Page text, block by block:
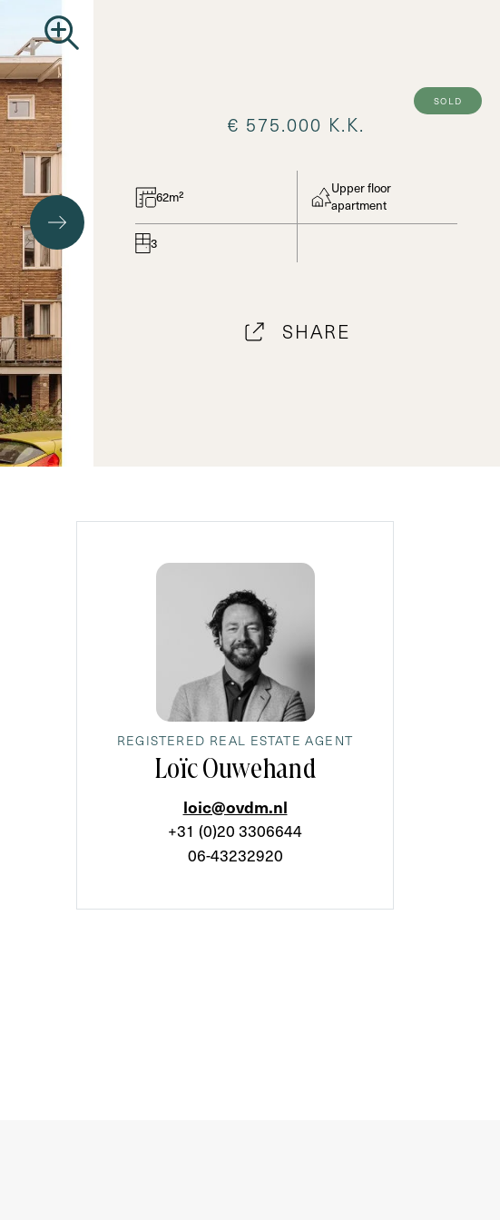
sold
€ 575.000 K.K.
62m²
Upper floor
apartment
3
SHARE
REGISTERED REAL ESTATE AGENT
Loïc Ouwehand
loic@ovdm.nl
+31 (0)20 3306644
06-43232920